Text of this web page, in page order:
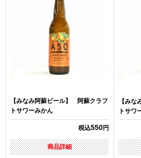
【みなみ阿蘇ビール】 阿蘇クラフ
トサワーみかん
税込550円
商品詳細
【み
トサワ